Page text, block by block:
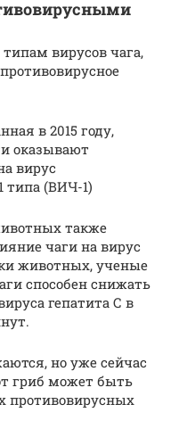
вирусов чага,
в 2015 году,
оказывают
вирус
типа (ВИЧ-1)
также
чаги на вирус
животных, ученые
способен снижать
гепатита С в
но уже сейчас
гриб может быть
противовирусных